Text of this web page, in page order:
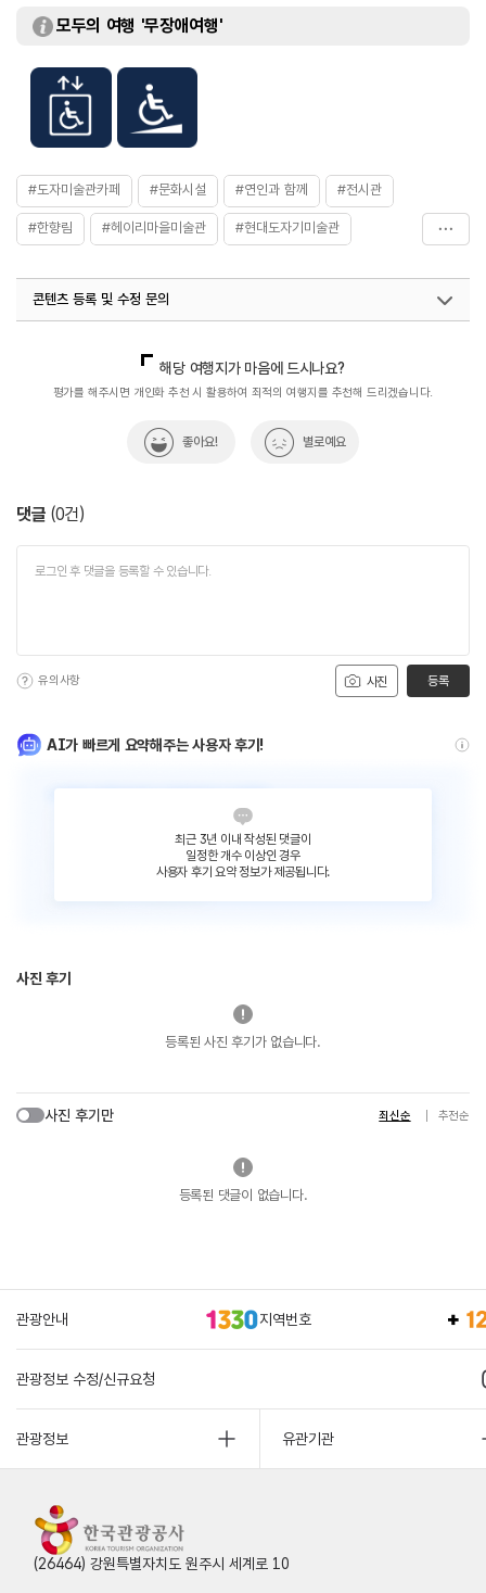
화장실
있음
체험
모두의 여행 '무장애여행'
#도자미술관카페 #문화시설 #연인과 함께 #전시관
#한향림 #헤이리마을미술관 #현대도자기미술관
콘텐츠 등록 및 수정 문의
열린관광콘텐츠팀(열린관광-모두의여행)
033-738-3425
해당 여행지가 마음에 드시나요?
평가를 해주시면 개인화 추천 시 활용하여 최적의 여행지를 추천해 드리겠습니다.
좋아요! 별로예요
댓글 (0건)
사진
유의사항 등록
AI가 빠르게 요약해주는 사용자 후기!
최근 3년 이내 작성된 댓글이
일정한 개수 이상인 경우
사용자 후기 요약 정보가 제공됩니다.
사진 후기
등록된 사진 후기가 없습니다.
사진 후기만 최신순 추천순
등록된 댓글이 없습니다.
관광안내 지역번호
관광정보 수정/신규요청
관광정보 유관기관
(26464) 강원특별자치도 원주시 세계로 10